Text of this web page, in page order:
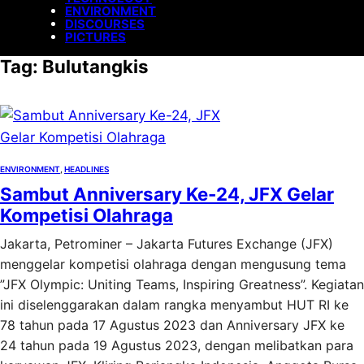
ENVIRONMENT
DISCOURSES
PICTURES
Tag: Bulutangkis
ENVIRONMENT HEADLINES
Sambut Anniversary Ke-24, JFX Gelar
Kompetisi Olahraga
Jakarta, Petrominer – Jakarta Futures Exchange (JFX)
menggelar kompetisi olahraga dengan mengusung tema
”JFX Olympic: Uniting Teams, Inspiring Greatness”. Kegiatan
ini diselenggarakan dalam rangka menyambut HUT RI ke
78 tahun pada 17 Agustus 2023 dan Anniversary JFX ke
24 tahun pada 19 Agustus 2023, dengan melibatkan para